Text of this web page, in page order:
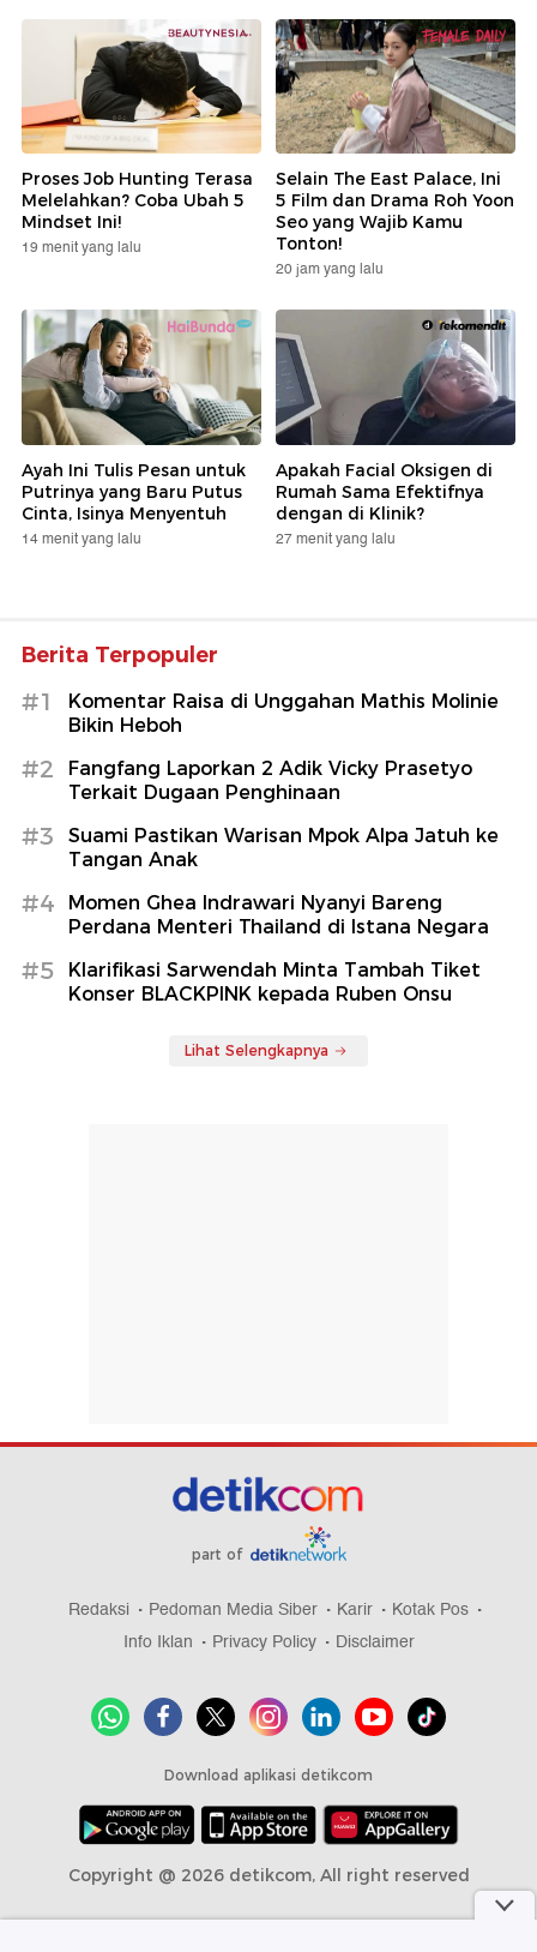
Proses Job Hunting Terasa
Melelahkan? Coba Ubah 5
Mindset Ini!
19 menit yang lalu
Selain The East Palace, Ini
5 Film dan Drama Roh Yoon
Seo yang Wajib Kamu
Tonton!
20 jam yang lalu
Ayah Ini Tulis Pesan untuk
Putrinya yang Baru Putus
Cinta, Isinya Menyentuh
14 menit yang lalu
Apakah Facial Oksigen di
Rumah Sama Efektifnya
dengan di Klinik?
27 menit yang lalu
Berita Terpopuler
#1
Komentar Raisa di Unggahan Mathis Molinie
Bikin Heboh
#2
Fangfang Laporkan 2 Adik Vicky Prasetyo
Terkait Dugaan Penghinaan
#3
Suami Pastikan Warisan Mpok Alpa Jatuh ke
Tangan Anak
#4
Momen Ghea Indrawari Nyanyi Bareng
Perdana Menteri Thailand di Istana Negara
#5
Klarifikasi Sarwendah Minta Tambah Tiket
Konser BLACKPINK kepada Ruben Onsu
Lihat Selengkapnya
part of
Redaksi Pedoman Media Siber Karir
Kotak Pos
Info Iklan
Privacy Policy Disclaimer
Download aplikasi detikcom
Copyright @ 2026 detikcom, All right reserved